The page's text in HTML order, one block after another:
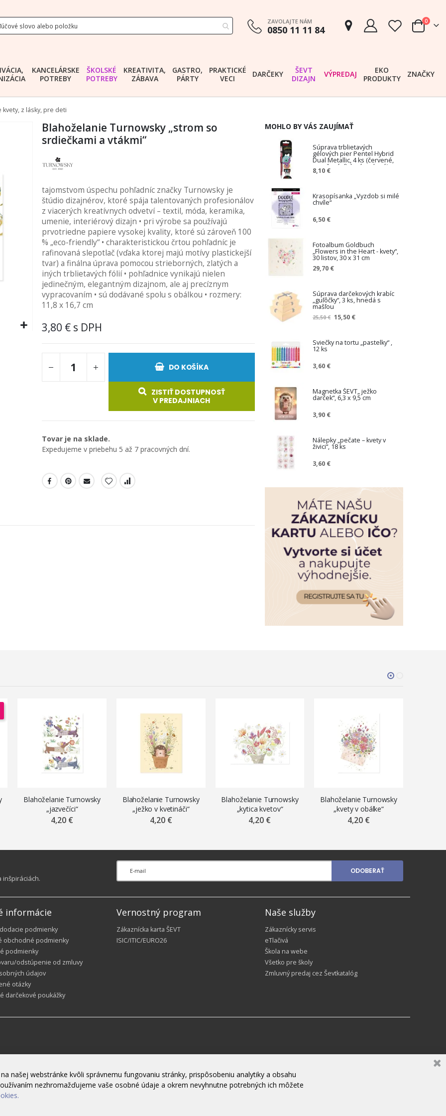
ZAVOLAJTE NÁM
0850 11 11 84 Cart
0
KANCELÁRSKE
POTREBY
ŠKOLSKÉ
POTREBY
KREATIVITA,
ZÁBAVA
GASTRO,
PÁRTY
PRAKTICKÉ
VECI
DARČEKY
ŠEVT
DIZAJN
VÝPREDAJ
EKO
PRODUKTY
ZNAČKY
kvety, z lásky, pre deti
Blahoželanie Turnowsky „strom so
srdiečkami a vtákmi“
tajomstvom úspechu pohľadníc značky Turnowsky je
štúdio dizajnérov, ktoré spája talentovaných profesionálov
z viacerých kreatívnych odvetví – textil, móda, keramika,
umenie, interiérový dizajn • pri výrobe sa používajú
prvotriedne papiere vysokej kvality, ktoré sú zároveň 100
% „eco-friendly“ • charakteristickou črtou pohľadníc je
rafinovaná slepotlač (vďaka ktorej majú motívy plastickejší
tvar) a finálna úprava pomocou strieborných, zlatých a
iných trblietavých fólií • pohľadnice vynikajú nielen
jedinečným, elegantným dizajnom, ale aj precíznym
vypracovaním • sú dodávané spolu s obálkou • rozmery:
11,8 x 16,7 cm
3,80 €
DO KOŠÍKA
ZISTIŤ DOSTUPNOSŤ
V PREDAJNIACH
Tovar je na sklade.
Expedujeme v priebehu 5 až 7 pracovných dní.
MOHLO BY VÁS ZAUJÍMAŤ
Súprava trblietavých
gélových pier Pentel Hybrid
Dual Metallic, 4 ks (červené,
oranžové, fialové, zelené)
8,10 €
Krasopísanka „Vyzdob si milé
chvíle“
6,50 €
Fotoalbum Goldbuch
„Flowers in the Heart - kvety“,
30 listov, 30 x 31 cm
29,70 €
Súprava darčekových krabíc
„guľôčky“, 3 ks, hnedá s
mašľou
25,50 €
Z
ž
n
a
15,50 €
Sviečky na tortu „pastelky“ ,
12 ks
3,60 €
Magnetka ŠEVT„ ježko
darček“, 6,3 x 9,5 cm
3,90 €
Nálepky „pečate – kvety v
živici“, 18 ks
3,60 €
Blahoželanie Turnowsky
„jazvečíci“
4,20 €
Blahoželanie Turnowsky
„ježko v kvetináči“
4,20 €
Blahoželanie Turnowsky
„kytica kvetov“
4,20 €
Blahoželanie Turnowsky
„kvety v obálke“
4,20 €
ODOBERAŤ
informácie
podmienky
obchodné podmienky
podmienky
odstúpenie od zmluvy
údajov
otázky
darčekové poukážky
Vernostný program
Zákaznícka karta ŠEVT
ISIC/ITIC/EURO26
Naše služby
Zákaznícky servis
eTlačivá
Škola na webe
Všetko pre školy
Zmluvný predaj cez Ševtkatalóg
našej webstránke kvôli správnemu fungovaniu stránky, prispôsobeniu analytiky a obsahu
nezhromažďujeme vaše osobné údaje a okrem nevyhnutne potrebných ich môžete